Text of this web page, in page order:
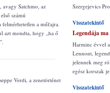
Satchmo, az
számú
felmérhetetlen a műfajra.
azt mondta, hogy „ha ő
Verdi, a zenetörténet
Szergejevics
Visszatekintő
Legendája ma
Harminc évvel
Lennont,
jelennek meg
egész korszak
Visszatekintő